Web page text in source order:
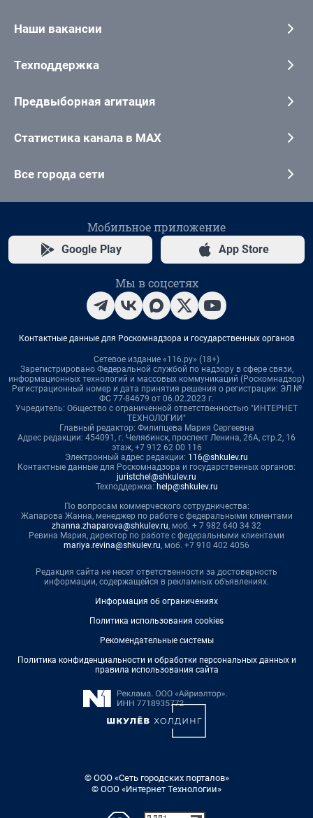
Наши вакансии
Техподдержка
Предвыборная агитация
Статистика канала в MAX
Все города сети
Мобильное приложение
Google Play App Store
Мы в соцсетях
Контактные данные для Роскомнадзора и государственных органов
Сетевое издание «116.ру» (18+)
Зарегистрировано Федеральной службой по надзору в сфере связи,
информационных технологий и массовых коммуникаций (Роскомнадзор)
Регистрационный номер и дата принятия решения о регистрации: ЭЛ №
ФС 77-84679 от 06.02.2023 г.
Учредитель: Общество с ограниченной ответственностью "ИНТЕРНЕТ
ТЕХНОЛОГИИ"
Главный редактор: Филипцева Мария Сергеевна
Адрес редакции: 454091, г. Челябинск, проспект Ленина, 26А, стр.2, 16
этаж, +7 912 62 00 116
Электронный адрес редакции: 116@shkulev.ru
Контактные данные для Роскомнадзора и государственных органов:
juristchel@shkulev.ru
Техподдержка: help@shkulev.ru
По вопросам коммерческого сотрудничества:
Жапарова Жанна, менеджер по работе с федеральными клиентами
zhanna.zhaparova@shkulev.ru, моб. + 7 982 640 34 32
Ревина Мария, директор по работе с федеральными клиентами
mariya.revina@shkulev.ru, моб. +7 910 402 4056
Редакция сайта не несет ответственности за достоверность
информации, содержащейся в рекламных объявлениях.
Информация об ограничениях
Политика использования cookies
Рекомендательные системы
Политика конфиденциальности и обработки персональных данных и
правила использования сайта
© ООО «Сеть городских порталов»
© ООО «Интернет Технологии»